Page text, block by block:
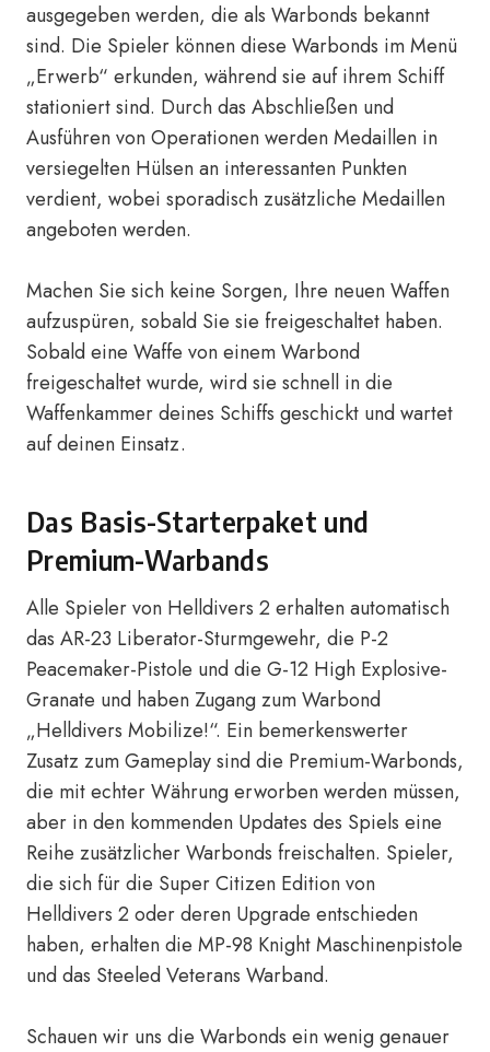
ausgegeben werden, die als Warbonds bekannt
sind. Die Spieler können diese Warbonds im Menü
„Erwerb“ erkunden, während sie auf ihrem Schiff
stationiert sind. Durch das Abschließen und
Ausführen von Operationen werden Medaillen in
versiegelten Hülsen an interessanten Punkten
verdient, wobei sporadisch zusätzliche Medaillen
angeboten werden.
Machen Sie sich keine Sorgen, Ihre neuen Waffen
aufzuspüren, sobald Sie sie freigeschaltet haben.
Sobald eine Waffe von einem Warbond
freigeschaltet wurde, wird sie schnell in die
Waffenkammer deines Schiffs geschickt und wartet
auf deinen Einsatz.
Das Basis-Starterpaket und
Premium-Warbands
Alle Spieler von Helldivers 2 erhalten automatisch
das AR-23 Liberator-Sturmgewehr, die P-2
Peacemaker-Pistole und die G-12 High Explosive-
Granate und haben Zugang zum Warbond
„Helldivers Mobilize!“. Ein bemerkenswerter
Zusatz zum Gameplay sind die Premium-Warbonds,
die mit echter Währung erworben werden müssen,
aber in den kommenden Updates des Spiels eine
Reihe zusätzlicher Warbonds freischalten. Spieler,
die sich für die Super Citizen Edition von
Helldivers 2 oder deren Upgrade entschieden
haben, erhalten die MP-98 Knight Maschinenpistole
und das Steeled Veterans Warband.
Schauen wir uns die Warbonds ein wenig genauer